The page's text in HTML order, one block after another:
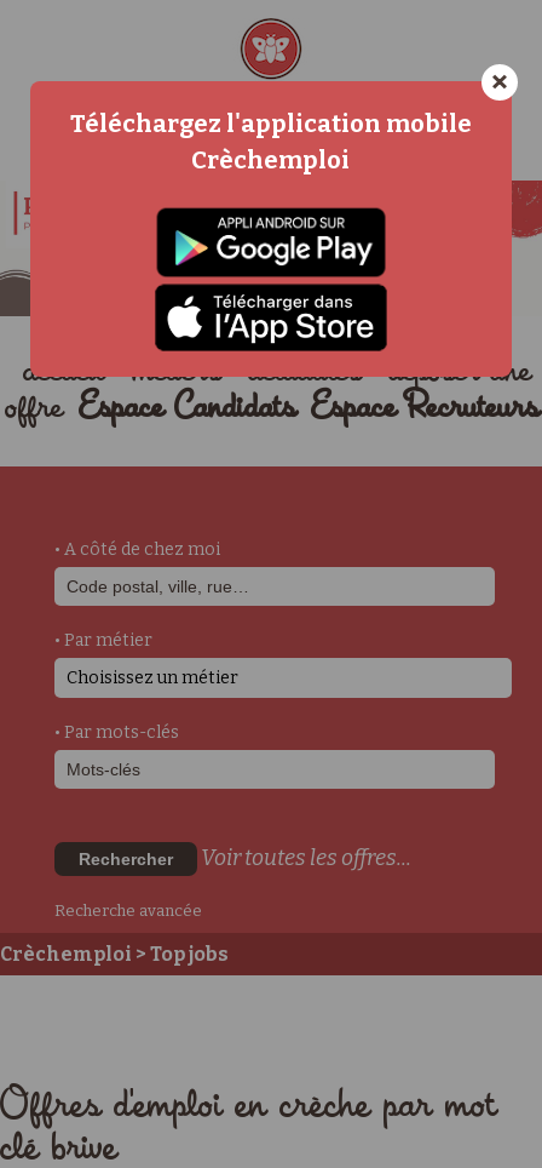
accueil métiers actualités
déposer une
offre Espace Candidats Espace Recruteurs
• A côté de chez moi
• Par métier
Choisissez un métier
• Par mots-clés
Rechercher Voir toutes les offres...
Recherche avancée
Crèchemploi > Top jobs
Offres d'emploi en crèche par mot
clé brive
×
Téléchargez l'application mobile
Crèchemploi